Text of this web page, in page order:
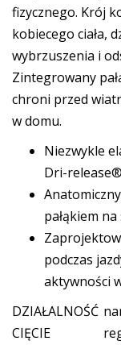
fizycznego. Krój
kobiecego ciała,
wybrzuszenia i
Zintegrowany
chroni przed
w domu.
Niezwykle
Dri-
pałąkiem na
podczas
aktywności
DZIAŁALNOŚĆ
CIĘCIE